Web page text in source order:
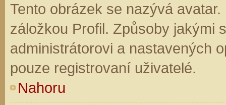
Tento obrázek se nazývá
záložkou Profil. Způsoby jakými
administrátorovi a nastavených
pouze registrovaní uživatelé.
Nahoru